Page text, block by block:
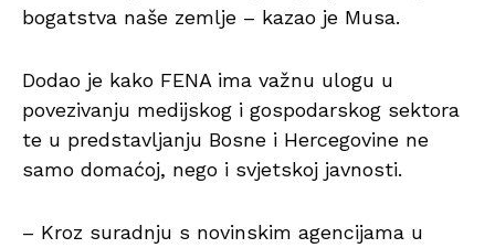
bogatstva naše zemlje – kazao je Musa.
Dodao je kako FENA ima važnu ulogu u
povezivanju medijskog i gospodarskog sektora
te u predstavljanju Bosne i Hercegovine ne
samo domaćoj, nego i svjetskoj javnosti.
– Kroz suradnju s novinskim agencijama u